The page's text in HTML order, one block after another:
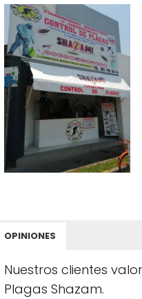
OPINIONES
Nuestros clientes
Plagas Shazam.